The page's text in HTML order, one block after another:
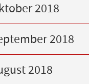
2018
2018
2018